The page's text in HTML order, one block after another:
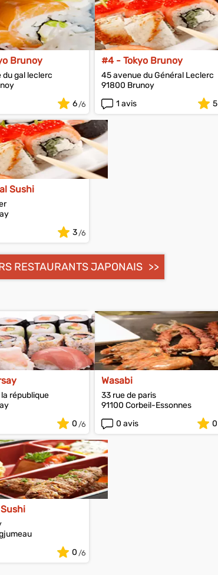
Brunoy
du gal leclerc
6
#4 - Tokyo Brunoy
45 avenue du Général Leclerc
91800 Brunoy
1 avis
5
Sushi
3
RESTAURANTS JAPONAIS
république
0
Wasabi
33 rue de paris
91100 Corbeil-Essonnes
0 avis
0
0